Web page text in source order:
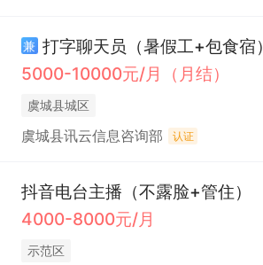
兼 打字聊天员（暑假工+包食宿）
5000-10000元/月（月结）
虞城县城区
虞城县讯云信息咨询部 认证
抖音电台主播（不露脸+管住）
4000-8000元/月
示范区